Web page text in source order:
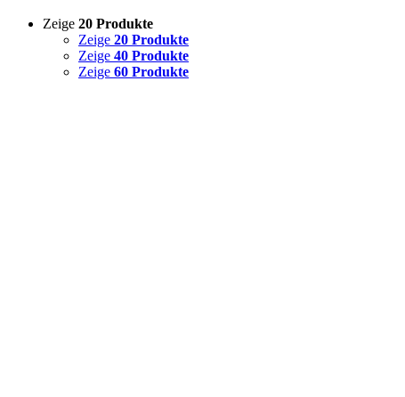
Zeige 20 Produkte
Zeige 20 Produkte
Zeige 40 Produkte
Zeige 60 Produkte